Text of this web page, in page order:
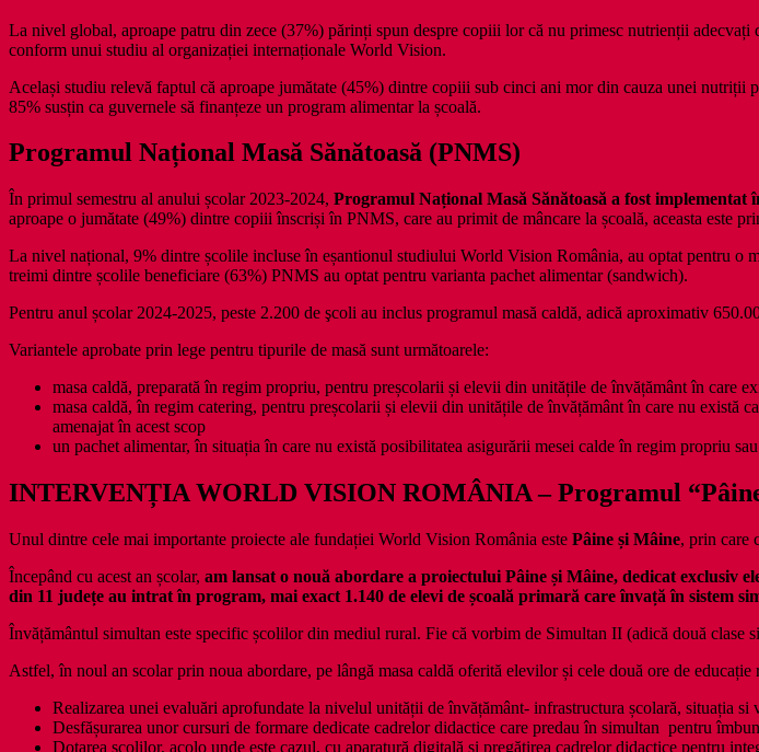
La nivel global, aproape patru din zece (37%) părinți spun despre copiii lor că nu primesc nutrienții
conform unui studiu al organizației internaționale World Vision.
Același studiu relevă faptul că aproape jumătate (45%) dintre copiii sub cinci ani mor din cauza unei nutriții
85% susțin ca guvernele să finanțeze un program alimentar la școală.
Programul Național Masă Sănătoasă (PNMS)
În primul semestru al anului școlar 2023-2024, Programul Național Masă Sănătoasă a fost
aproape o jumătate (49%) dintre copiii înscriși în PNMS, care au primit de mâncare la școală, aceasta este
La nivel național, 9% dintre școlile incluse în eșantionul studiului World Vision România, au optat pentru o
treimi dintre școlile beneficiare (63%) PNMS au optat pentru varianta pachet alimentar (sandwich).
Pentru anul școlar 2024-2025, peste 2.200 de şcoli au inclus programul masă caldă, adică aproximativ
Variantele aprobate prin lege pentru tipurile de masă sunt următoarele:
masa caldă, preparată în regim propriu, pentru preșcolarii și elevii din unitățile de învățământ în care
masa caldă, în regim catering, pentru preșcolarii și elevii din unitățile de învățământ în care nu există
amenajat în acest scop
un pachet alimentar, în situația în care nu există posibilitatea asigurării mesei calde în regim propriu
INTERVENȚIA WORLD VISION ROMÂNIA – Programul “P
Unul dintre cele mai importante proiecte ale fundației World Vision România este Pâine și Mâine, prin care
Începând cu acest an școlar, am lansat o nouă abordare a proiectului Pâine și Mâine, dedicat exclusiv
din 11 județe au intrat în program, mai exact 1.140 de elevi de școală primară care învață în sistem
Învățământul simultan este specific școlilor din mediul rural. Fie că vorbim de Simultan II (adică două
Astfel, în noul an scolar prin noua abordare, pe lângă masa caldă oferită elevilor și cele două ore de
Realizarea unei evaluări aprofundate la nivelul unității de învățământ- infrastructura școlară, situația
Desfășurarea unor cursuri de formare dedicate cadrelor didactice care predau în simultan pentru
Dotarea scolilor, acolo unde este cazul, cu aparatură digitală si pregătirea cadrelor didactice pentru